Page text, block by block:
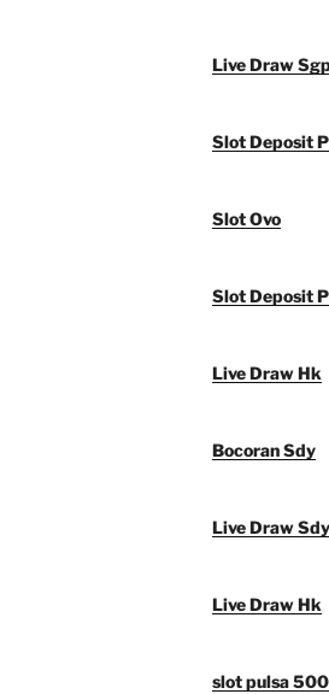
Live Draw
Slot Deposit
Slot Ovo
Slot Deposit
Live Draw Hk
Bocoran Sdy
Live Draw Sdy
Live Draw Hk
slot pulsa